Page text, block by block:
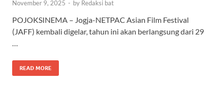
November 9, 2025 - by Redaksi bat
POJOKSINEMA – Jogja-NETPAC Asian Film Festival
(JAFF) kembali digelar, tahun ini akan berlangsung dari 29
…
READ MORE